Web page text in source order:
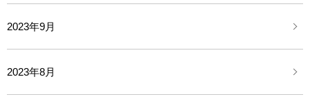
2023年9月
2023年8月